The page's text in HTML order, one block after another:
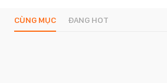
CÙNG MỤC ĐANG HOT